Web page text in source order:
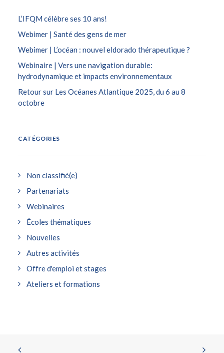
L’IFQM célèbre ses 10 ans!
Webimer | Santé des gens de mer
Webimer | L’océan : nouvel eldorado thérapeutique ?
Webinaire | Vers une navigation durable:
hydrodynamique et impacts environnementaux
Retour sur Les Océanes Atlantique 2025, du 6 au 8
octobre
CATÉGORIES
Non classifié(e)
Partenariats
Webinaires
Écoles thématiques
Nouvelles
Autres activités
Offre d'emploi et stages
Ateliers et formations